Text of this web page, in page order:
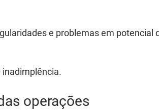
e problemas em potencial
inadimplência.
operações